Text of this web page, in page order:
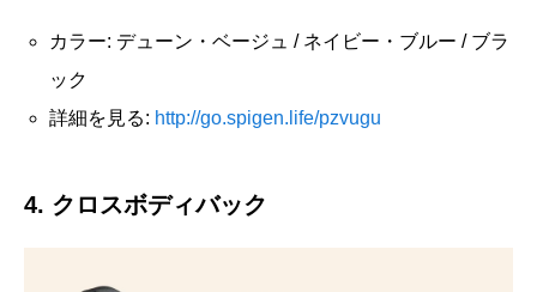
カラー: デューン・ベージュ / ネイビー・ブルー / ブラ
ック
詳細を見る: http://go.spigen.life/pzvugu
4. クロスボディバック